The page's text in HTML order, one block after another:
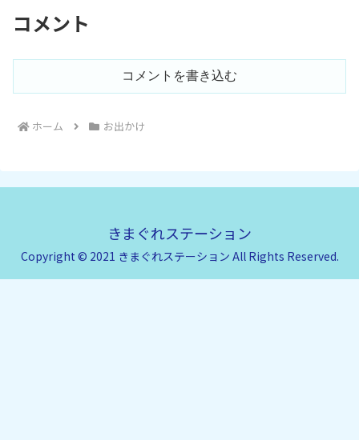
コメント
コメントを書き込む
ホーム お出かけ
きまぐれステーション
Copyright © 2021 きまぐれステーション All Rights Reserved.